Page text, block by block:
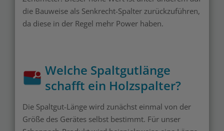
die Bauweise als Senkrecht-Spalter zurückzuführen,
da diese in der Regel mehr Power haben.
Welche Spaltgutlänge
schafft ein Holzspalter?
Die Spaltgut-Länge wird zunächst einmal von der
Größe des Gerätes selbst bestimmt. Für unser